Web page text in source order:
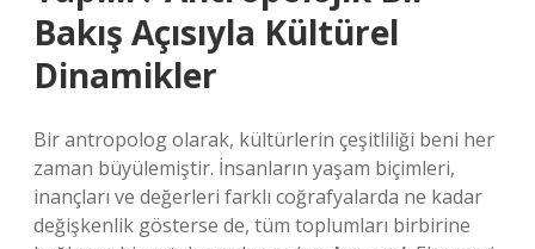
Bakış Açısıyla Kültürel
Dinamikler
Bir antropolog olarak, kültürlerin çeşitliliği beni her
zaman büyülemiştir. İnsanların yaşam biçimleri,
inançları ve değerleri farklı coğrafyalarda ne kadar
değişkenlik gösterse de, tüm toplumları birbirine